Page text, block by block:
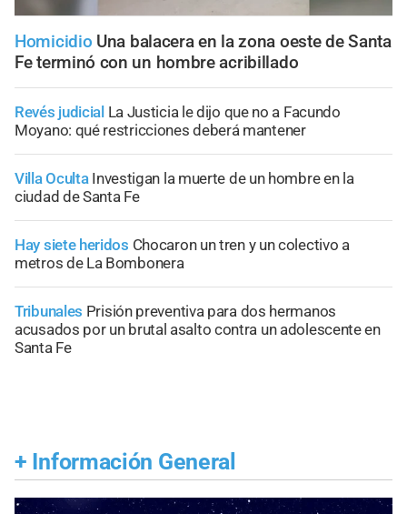
Homicidio Una balacera en la zona oeste de Santa
Fe terminó con un hombre acribillado
Revés judicial La Justicia le dijo que no a Facundo
Moyano: qué restricciones deberá mantener
Villa Oculta Investigan la muerte de un hombre en la
ciudad de Santa Fe
Hay siete heridos Chocaron un tren y un colectivo a
metros de La Bombonera
Tribunales Prisión preventiva para dos hermanos
acusados por un brutal asalto contra un adolescente en
Santa Fe
+ Información General